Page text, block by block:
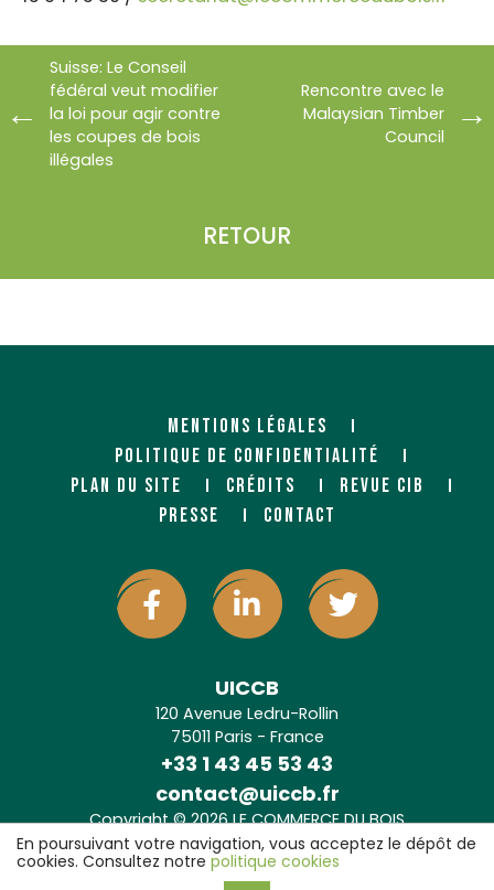
Suisse: Le Conseil
fédéral veut modifier
la loi pour agir contre
les coupes de bois
illégales
RETOUR
Rencontre avec le
Malaysian Timber
Council
MENTIONS LÉGALES
POLITIQUE DE CONFIDENTIALITÉ
PLAN DU SITE
CRÉDITS
REVUE CIB
PRESSE
CONTACT
UICCB
120 Avenue Ledru-Rollin
75011 Paris - France
+33 1 43 45 53 43
contact@uiccb.fr
Copyright © 2026 LE COMMERCE DU BOIS
Agence web Paris: 6LAB
En poursuivant votre navigation, vous acceptez le dépôt de
cookies. Consultez notre politique cookies